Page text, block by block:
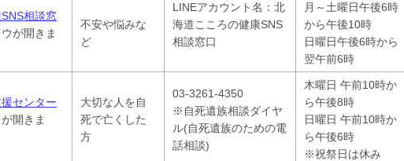
相談窓
が開きま
不安や悩みな
ど
LINEアカウント名：北
海道こころの健康SNS
相談窓口
月～土曜日午後6時
から午後10時
日曜日午後6時から
翌午前6時
センター
開きま
大切な人を自
死で亡くした
方
03-3261-4350
※自死遺族相談ダイヤ
ル(自死遺族のための電
話相談)
木曜日 午前10時か
ら午後8時
日曜日 午前10時か
ら午後6時
※祝祭日は休み